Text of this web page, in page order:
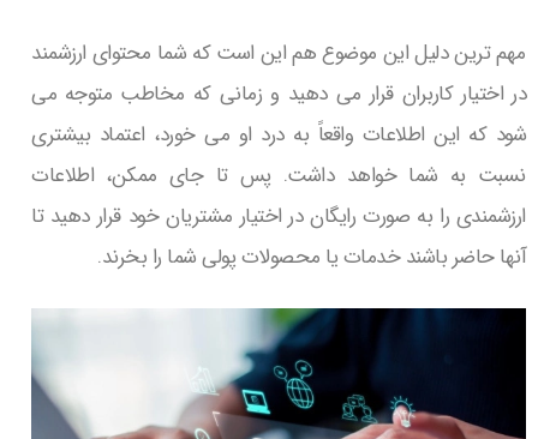
مهم ترین دلیل این موضوع هم این است که شما محتوای ارزشمند
در اختیار کاربران قرار می دهید و زمانی که مخاطب متوجه می
شود که این اطلاعات واقعاً به درد او می خورد، اعتماد بیشتری
نسبت به شما خواهد داشت. پس تا جای ممکن، اطلاعات
ارزشمندی را به صورت رایگان در اختیار مشتریان خود قرار دهید تا
آنها حاضر باشند خدمات یا محصولات پولی شما را بخرند.